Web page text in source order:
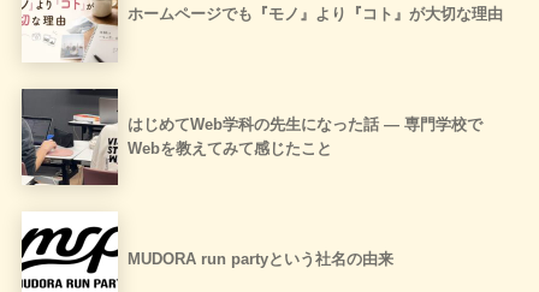
ホームページでも『モノ』より『コト』が大切な理由
はじめてWeb学科の先生になった話 ― 専門学校で
Webを教えてみて感じたこと
MUDORA run partyという社名の由来